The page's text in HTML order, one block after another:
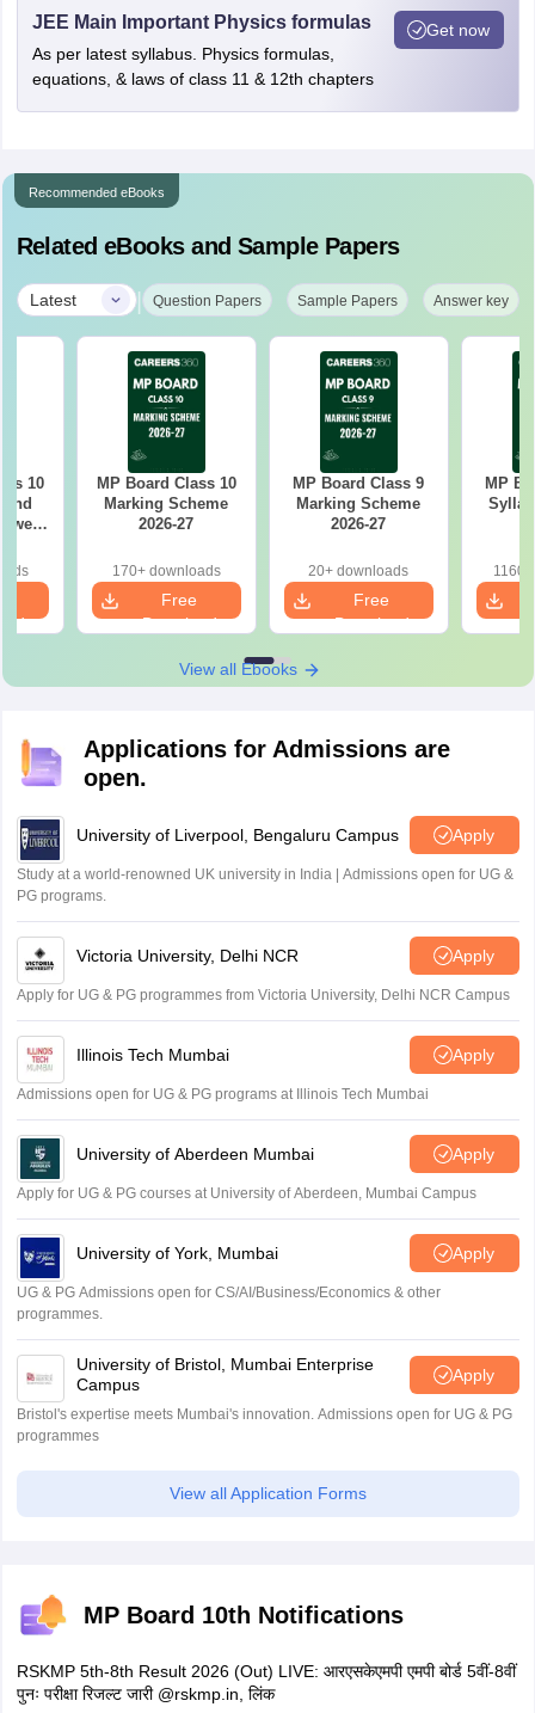
JEE Main Important Physics formulas
As per latest syllabus. Physics formulas,
equations, & laws of class 11 & 12th chapters
Get now
Recommended eBooks
Related eBooks and Sample Papers
Latest | Question Papers Sample Papers Answer key
10
MP Board Class 10
Marking Scheme
2026-27
170+ downloads
Free
Download
MP Board Class 9
Marking Scheme
2026-27
20+ downloads
Free
Download
MP
View all Ebooks
Applications for Admissions are
open.
University of Liverpool, Bengaluru Campus Apply
Study at a world-renowned UK university in India | Admissions open for UG &
PG programs.
Victoria University, Delhi NCR Apply
Apply for UG & PG programmes from Victoria University, Delhi NCR Campus
Illinois Tech Mumbai Apply
Admissions open for UG & PG programs at Illinois Tech Mumbai
University of Aberdeen Mumbai Apply
Apply for UG & PG courses at University of Aberdeen, Mumbai Campus
University of York, Mumbai Apply
UG & PG Admissions open for CS/AI/Business/Economics & other
programmes.
University of Bristol, Mumbai Enterprise
Campus
Apply
Bristol's expertise meets Mumbai's innovation. Admissions open for UG & PG
programmes
View all Application Forms
MP Board 10th Notifications
RSKMP 5th-8th Result 2026 (Out) LIVE: आरएसकेएमपी एमपी बोर्ड 5वीं-8वीं
पुनः परीक्षा रिजल्ट जारी @rskmp.in, लिंक